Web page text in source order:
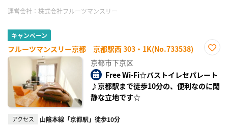
運営会社： 株式会社フルーツマンスリー
キャンペーン
フルーツマンスリー京都 京都駅西 303・1K(No.733538)
り登
京都市下京区
Free Wi-Fi☆バストイレセパレート
♪京都駅まで徒歩10分の、便利なのに閑
静な立地です☆
アクセス 山陰本線「京都駅」徒歩10分